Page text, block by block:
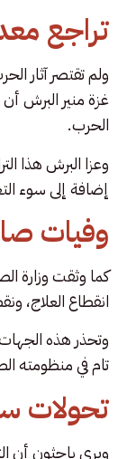
تراجع
ولم تقتصر آثار
الحرب.
وعزا البرش هذا
إضافة إلى سوء
وفيات
كما وثقت وزارة
انقطاع العلاج،
وتحذر هذه
تام في منظومته
تحولات
ويرى باحثون أن